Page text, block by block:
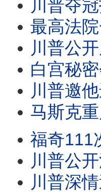
川普夺冠打脸左媒
最高法院一纸判决，竟
川普公开反对自己任命
白宫秘密会议曝光，中
川普邀他进白宫！16
马斯克重启政治行动委
福奇111次拒答！保罗怒了
川普公开沉睡七年的
川普深情送别林赛·格雷